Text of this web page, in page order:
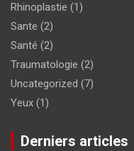
Rhinoplastie (1)
Sante (2)
Santé (2)
Traumatologie (2)
Uncategorized (7)
Yeux (1)
Derniers articles